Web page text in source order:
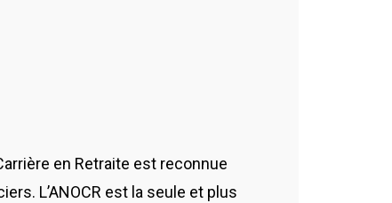
en Retraite est reconnue
L’ANOCR est la seule et plus